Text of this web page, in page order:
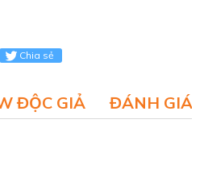
Chia sẻ
ĐỘC GIẢ ĐÁNH GIÁ